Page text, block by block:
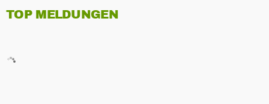
TOP MELDUNGEN